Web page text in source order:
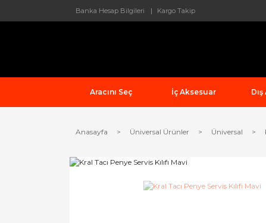
Banka Hesap Bilgileri Kargo Takip
Aracını Seç İç Aksesuar
Anasayfa Üniversal Ürünler Üniversal